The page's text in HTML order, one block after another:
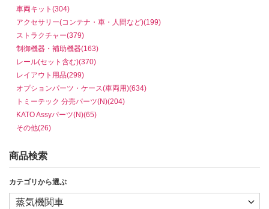
車両キット(304)
アクセサリー(コンテナ・車・人間など)(199)
ストラクチャー(379)
制御機器・補助機器(163)
レール(セット含む)(370)
レイアウト用品(299)
オプションパーツ・ケース(車両用)(634)
トミーテック 分売パーツ(N)(204)
KATO Assyパーツ(N)(65)
その他(26)
商品検索
カテゴリから選ぶ